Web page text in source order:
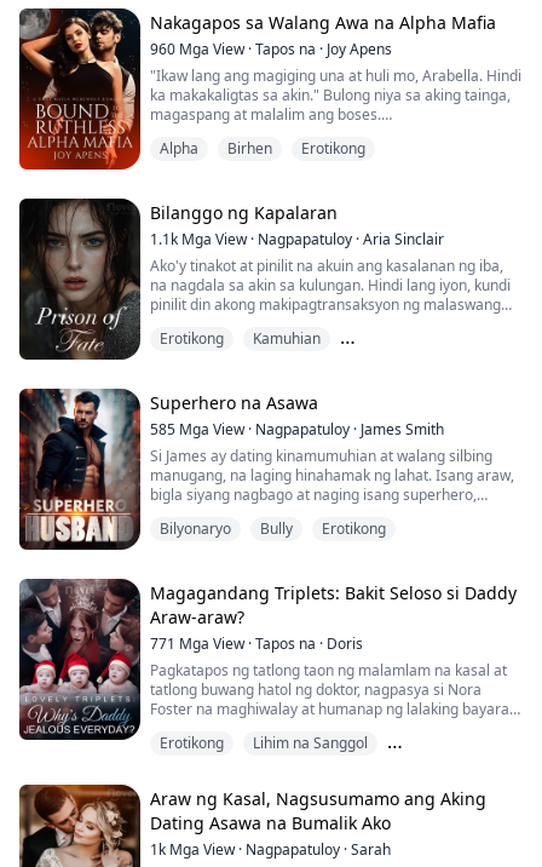
ANG LIBRONG ITO AY KOLEKSYON NG NAPAKA-
SMUTTY NA MGA AKLAT NA MAGPAPABASA SA IYO
NG PANTY AT MAGPAPAHANAP NG IYONG VIBRATOR.
MAG-ENJOY MGA GIRLIES, AT HUWAG KALIMUTANG
MAG-IWAN NG INYONG MGA KOMENTO.
**XoXo*...
Nakagapos sa Walang Awa na Alpha Mafia
960 Mga View·Tapos na · Joy Apens
"Ikaw lang ang magiging una at huli mo, Arabella. Hindi
ka makakaligtas sa akin." Bulong niya sa aking tainga,
magaspang at malalim ang boses.
Ang malalakas ang namumuno, ang mahihina ang
sumusunod. Kung wala ang patakarang ito, maghahari
ang kaguluhan. Kaya nga ako ikakasal, para magkaisa
ang pwersa ng aking pack at ng pack ng akin...
Alpha Birhen Erotikong
Bilanggo ng Kapalaran
1.1k Mga View· Nagpapatuloy ·Aria Sinclair
Ako'y tinakot at pinilit na akuin ang kasalanan ng iba,
na nagdala sa akin sa kulungan. Hindi lang iyon, kundi
pinilit din akong makipagtransaksyon ng malaswang
sa isang lalaking nasa bingit ng kamatayan...
Erotikong
Kamuhian
Superhero na Asawa
585 Mga View· Nagpapatuloy · James Smith
Si James ay dating kinamumuhian at walang silbing
manugang, na laging hinahamak ng lahat. Isang araw,
bigla siyang nagbago at naging isang superhero,
kamatayan...
Bilyonaryo Bully Erotikong
Magagandang Triplets: Bakit Seloso si Daddy
Araw-araw?
771 Mga View·Tapos na · Doris
Pagkatapos ng tatlong taon ng malamlam na kasal at
tatlong buwang hatol ng doktor, nagpasya si Nora
Foster na maghiwalay at humanap ng lalaking bayaran
kamukhang-kamukha ni Isaac Porter, ang ex ni Nora.
Ang kanilang magulong relasyon ay lampas sa mga
Erotikong
Lihim na Sanggol
Araw ng Kasal, Nagsusumamo ang Aking
Dating Asawa na Bumalik Ako
1k Mga View· Nagpapatuloy ·Sarah